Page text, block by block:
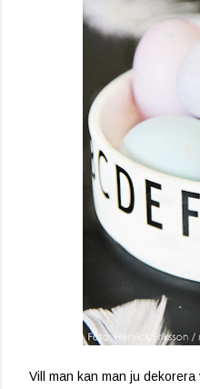
Vill man kan man ju